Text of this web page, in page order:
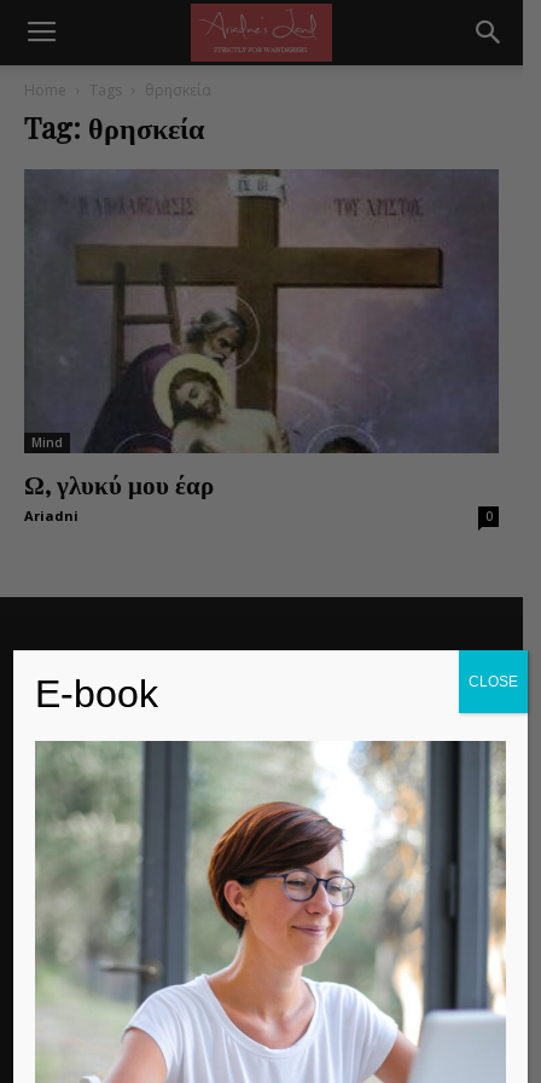
Home Tags θρησκεία
Tag: θρησκεία
Mind
Ω, γλυκύ μου έαρ
Ariadni 0
Contemporary Life
Μισός αιώνας ζωής
Contemporary Life
Ποιον τύπο Λυκείου να επιλέξω;
Contemporary Life
E-book CLOSE